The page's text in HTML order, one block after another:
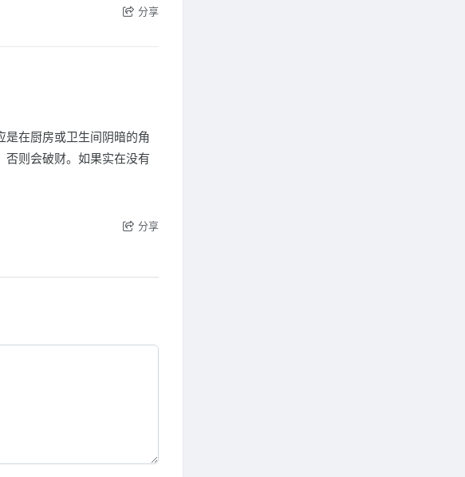
分享
在厨房或卫生间阴暗的角
否则会破财。如果实在没有
分享